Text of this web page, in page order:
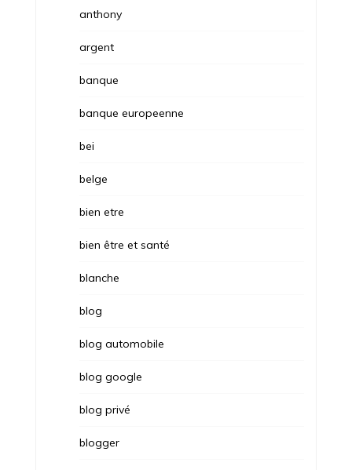
anthony
argent
banque
banque europeenne
bei
belge
bien etre
bien être et santé
blanche
blog
blog automobile
blog google
blog privé
blogger